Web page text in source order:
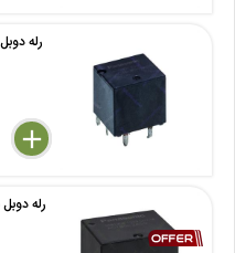
delete
remove
add